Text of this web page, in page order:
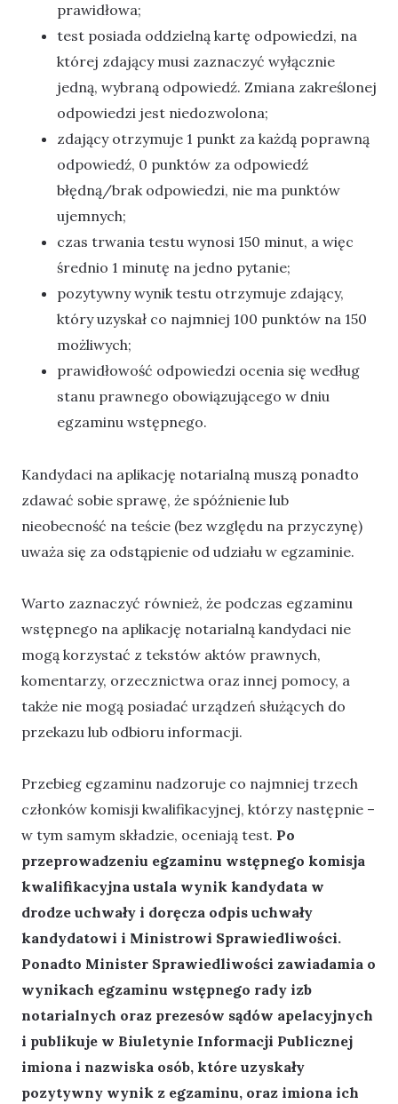
prawidłowa;
test posiada oddzielną kartę odpowiedzi, na
której zdający musi zaznaczyć wyłącznie
jedną, wybraną odpowiedź. Zmiana zakreślonej
odpowiedzi jest niedozwolona;
zdający otrzymuje 1 punkt za każdą poprawną
odpowiedź, 0 punktów za odpowiedź
błędną/brak odpowiedzi, nie ma punktów
ujemnych;
czas trwania testu wynosi 150 minut, a więc
średnio 1 minutę na jedno pytanie;
pozytywny wynik testu otrzymuje zdający,
który uzyskał co najmniej 100 punktów na 150
możliwych;
prawidłowość odpowiedzi ocenia się według
stanu prawnego obowiązującego w dniu
egzaminu wstępnego.
Kandydaci na aplikację notarialną muszą ponadto
zdawać sobie sprawę, że spóźnienie lub
nieobecność na teście (bez względu na przyczynę)
uważa się za odstąpienie od udziału w egzaminie.
Warto zaznaczyć również, że podczas egzaminu
wstępnego na aplikację notarialną kandydaci nie
mogą korzystać z tekstów aktów prawnych,
komentarzy, orzecznictwa oraz innej pomocy, a
także nie mogą posiadać urządzeń służących do
przekazu lub odbioru informacji.
Przebieg egzaminu nadzoruje co najmniej trzech
członków komisji kwalifikacyjnej, którzy następnie –
w tym samym składzie, oceniają test. Po
przeprowadzeniu egzaminu wstępnego komisja
kwalifikacyjna ustala wynik kandydata w
drodze uchwały i doręcza odpis uchwały
kandydatowi i Ministrowi Sprawiedliwości.
Ponadto Minister Sprawiedliwości zawiadamia o
wynikach egzaminu wstępnego rady izb
notarialnych oraz prezesów sądów apelacyjnych
i publikuje w Biuletynie Informacji Publicznej
imiona i nazwiska osób, które uzyskały
pozytywny wynik z egzaminu, oraz imiona ich